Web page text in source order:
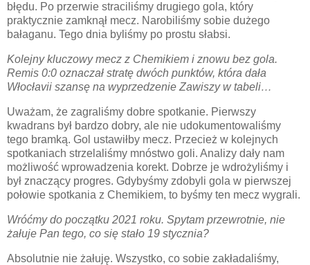
błędu. Po przerwie straciliśmy drugiego gola, który
praktycznie zamknął mecz. Narobiliśmy sobie dużego
bałaganu. Tego dnia byliśmy po prostu słabsi.
Kolejny kluczowy mecz z Chemikiem i znowu bez gola.
Remis 0:0 oznaczał stratę dwóch punktów, która dała
Włocłavii szansę na wyprzedzenie Zawiszy w tabeli…
Uważam, że zagraliśmy dobre spotkanie. Pierwszy
kwadrans był bardzo dobry, ale nie udokumentowaliśmy
tego bramką. Gol ustawiłby mecz. Przecież w kolejnych
spotkaniach strzelaliśmy mnóstwo goli. Analizy dały nam
możliwość wprowadzenia korekt. Dobrze je wdrożyliśmy i
był znaczący progres. Gdybyśmy zdobyli gola w pierwszej
połowie spotkania z Chemikiem, to byśmy ten mecz wygrali.
Wróćmy do początku 2021 roku. Spytam przewrotnie, nie
żałuje Pan tego, co się stało 19 stycznia?
Absolutnie nie żałuję. Wszystko, co sobie zakładaliśmy,